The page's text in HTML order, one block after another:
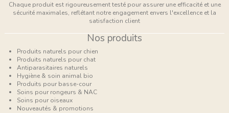
Chaque produit est rigoureusement testé pour assurer une efficacité et une
sécurité maximales, reflétant notre engagement envers l'excellence et la
satisfaction client
Nos produits
Produits naturels pour chien
Produits naturels pour chat
Antiparasitaires naturels
Hygiène & soin animal bio
Produits pour basse-cour
Soins pour rongeurs & NAC
Soins pour oiseaux
Nouveautés & promotions